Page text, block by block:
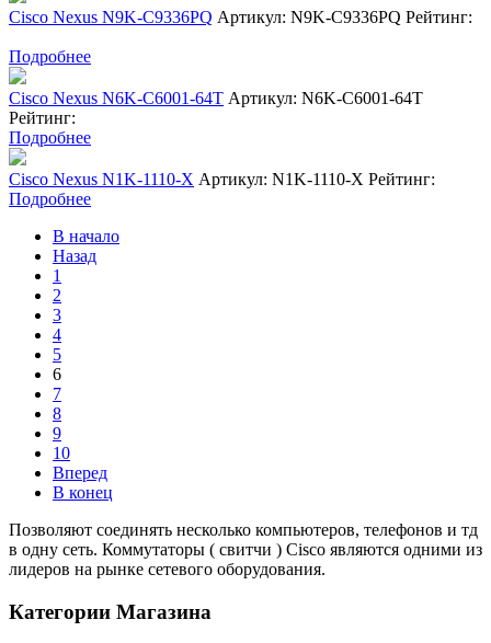
Cisco Nexus N9K-C9336PQ Артикул: N9K-C9336PQ Рейтинг:
Подробнее
Cisco Nexus N6K-C6001-64T Артикул: N6K-C6001-64T
Рейтинг:
Подробнее
Cisco Nexus N1K-1110-X Артикул: N1K-1110-X Рейтинг:
Подробнее
В начало
Назад
1
2
3
4
5
6
7
8
9
10
Вперед
В конец
Позволяют соединять несколько компьютеров, телефонов и тд
в одну сеть. Коммутаторы ( свитчи ) Cisco являются одними из
лидеров на рынке сетевого оборудования.
Категории Магазина